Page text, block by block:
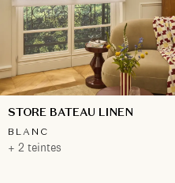
STORE BATEAU LINEN
BLANC
+ 2 teintes